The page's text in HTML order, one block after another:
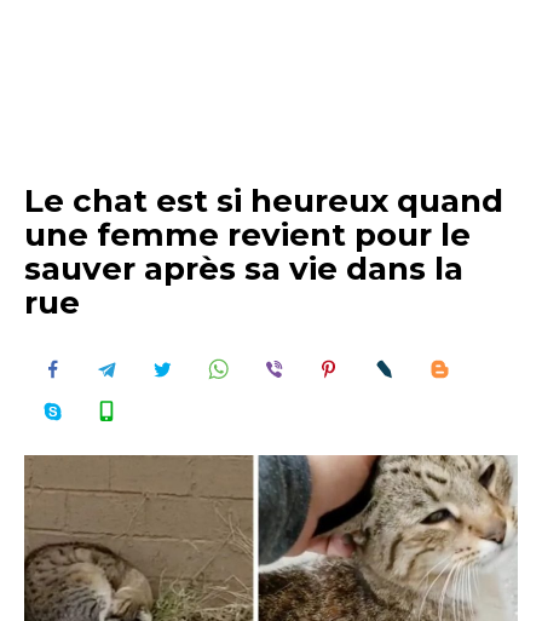
Le chat est si heureux quand
une femme revient pour le
sauver après sa vie dans la
rue